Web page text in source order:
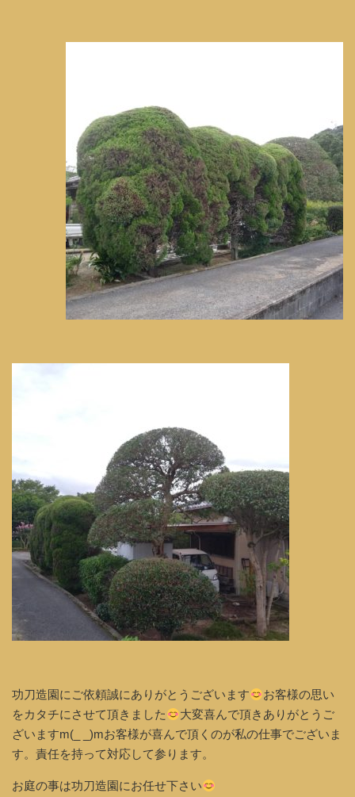
功刀造園にご依頼誠にありがとうございます
お客様の思い
をカタチにさせて頂きました
大変喜んで頂きありがとうご
ざいますm(_ _)mお客様が喜んで頂くのが私の仕事でございま
す。責任を持って対応して参ります。
お庭の事は功刀造園にお任せ下さい